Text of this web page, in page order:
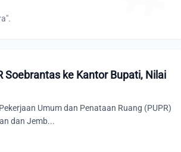
Soebrantas ke Kantor Bupati, Nilai
Umum dan Penataan Ruang (PUPR)
dan Jemb...